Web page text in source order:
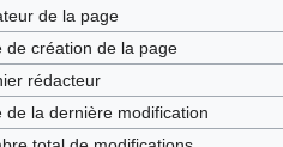
de la page
de création de la page
rédacteur
de la dernière modification